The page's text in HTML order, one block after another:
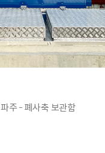
파주 - 폐사축 보관함